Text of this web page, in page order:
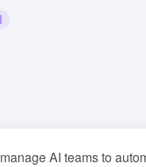
AI teams to